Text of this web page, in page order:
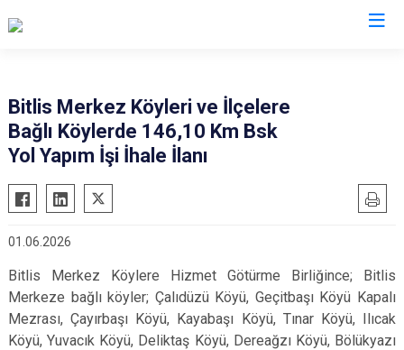
Bitlis Merkez Köyleri ve İlçelere
Bağlı Köylerde 146,10 Km Bsk
Yol Yapım İşi İhale İlanı
01.06.2026
Bitlis Merkez Köylere Hizmet Götürme Birliğince; Bitlis
Merkeze bağlı köyler; Çalıdüzü Köyü, Geçitbaşı Köyü Kapalı
Mezrası, Çayırbaşı Köyü, Kayabaşı Köyü, Tınar Köyü, Ilıcak
Köyü, Yuvacık Köyü, Deliktaş Köyü, Dereağzı Köyü, Bölükyazı